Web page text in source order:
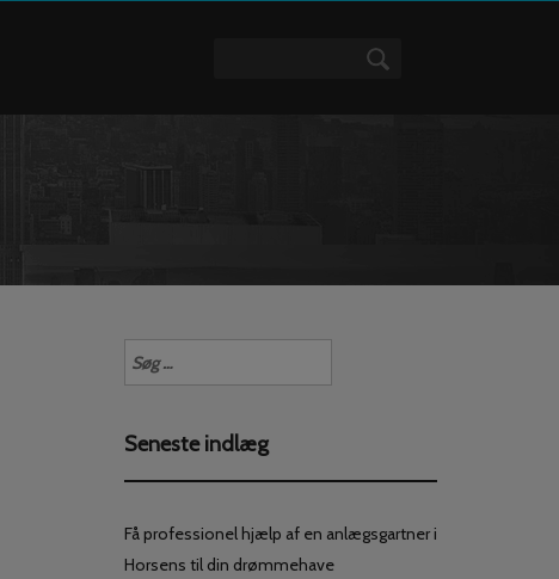
efter:
Seneste indlæg
Få professionel hjælp af en anlægsgartner i
Horsens til din drømmehave